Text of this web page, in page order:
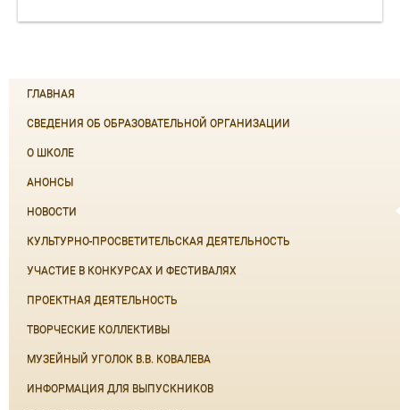
ГЛАВНАЯ
СВЕДЕНИЯ ОБ ОБРАЗОВАТЕЛЬНОЙ ОРГАНИЗАЦИИ
О ШКОЛЕ
АНОНСЫ
НОВОСТИ
КУЛЬТУРНО-ПРОСВЕТИТЕЛЬСКАЯ ДЕЯТЕЛЬНОСТЬ
УЧАСТИЕ В КОНКУРСАХ И ФЕСТИВАЛЯХ
ПРОЕКТНАЯ ДЕЯТЕЛЬНОСТЬ
ТВОРЧЕСКИЕ КОЛЛЕКТИВЫ
МУЗЕЙНЫЙ УГОЛОК В.В. КОВАЛЕВА
ИНФОРМАЦИЯ ДЛЯ ВЫПУСКНИКОВ